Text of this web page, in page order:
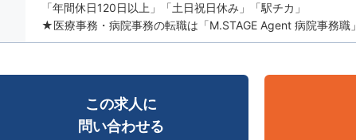
「年間休日120日以上」「土日祝日休み」「駅チカ」
★医療事務・病院事務の転職は「M.STAGE Agent 病院事務職」
この求人に
問い合わせる